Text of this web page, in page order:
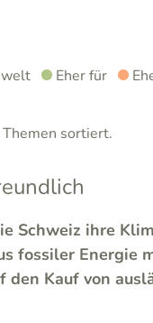
Eher für
sortiert.
Schweiz ihre
fossiler Energie
den Kauf von